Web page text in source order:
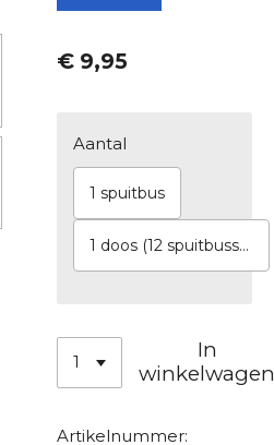
€ 9,95
Aantal
1 spuitbus
1 doos (12 spuitbussen)
In
Artikelnummer: